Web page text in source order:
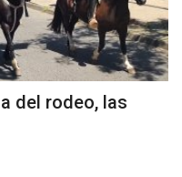
del rodeo, las